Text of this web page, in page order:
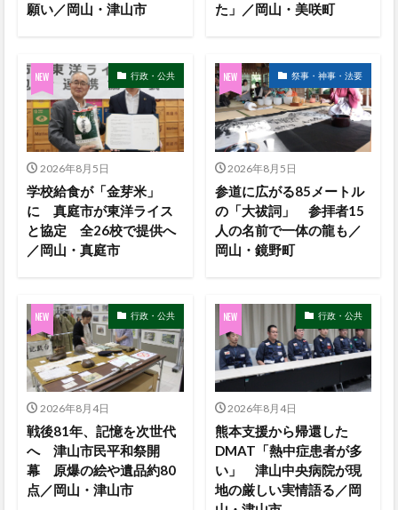
願い／岡山・津山市
た」／岡山・美咲町
行政・公共
2026年8月5日
学校給食が「金芽米」
に 真庭市が東洋ライス
と協定 全26校で提供へ
／岡山・真庭市
祭事・神事・法要
2026年8月5日
参道に広がる85メートル
の「大祓詞」 参拝者15
人の名前で一体の龍も／
岡山・鏡野町
行政・公共
2026年8月4日
戦後81年、記憶を次世代
へ 津山市民平和祭開
幕 原爆の絵や遺品約80
点／岡山・津山市
行政・公共
2026年8月4日
熊本支援から帰還した
DMAT「熱中症患者が多
い」 津山中央病院が現
地の厳しい実情語る／岡